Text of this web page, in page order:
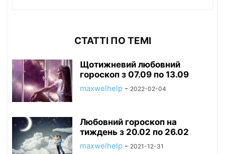
СТАТТІ ПО ТЕМІ
Щотижневий любовний
гороскоп з 07.09 по 13.09
maxwelhelp - 2022-02-04
Любовний гороскоп на
тиждень з 20.02 по 26.02
maxwelhelp - 2021-12-31